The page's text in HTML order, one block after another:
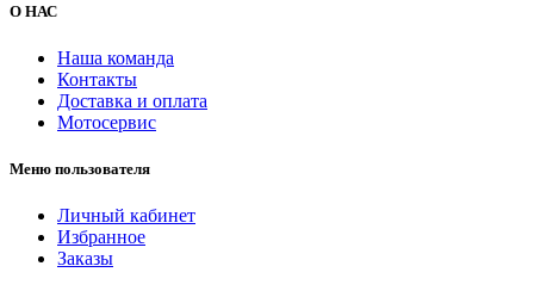
О НАС
Наша команда
Контакты
Доставка и оплата
Мотосервис
Меню пользователя
Личный кабинет
Избранное
Заказы